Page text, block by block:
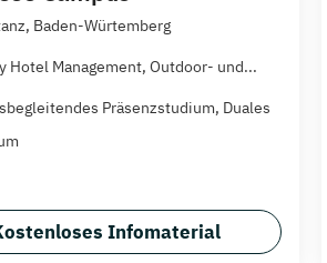
Baden-Würtemberg
Hotel Management, Outdoor- und...
Präsenzstudium, Duales
Infomaterial